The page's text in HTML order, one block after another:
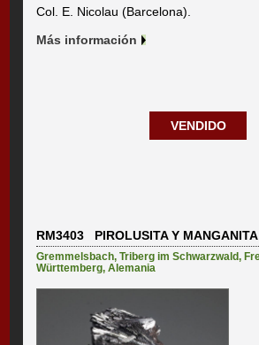
Col. E. Nicolau (Barcelona).
Más información
VENDIDO
RM3403 PIROLUSITA Y MANGANITA
Gremmelsbach,Triberg im Schwarzwald,
Württemberg,Alemania